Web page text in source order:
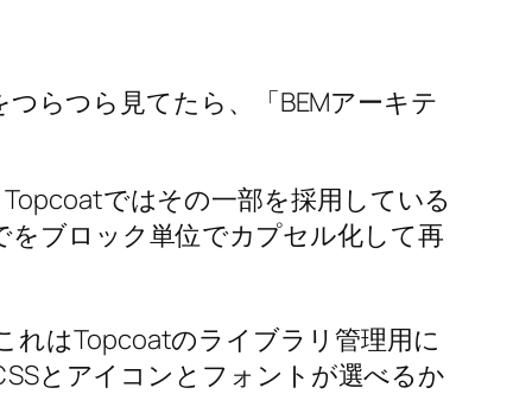
らつら見てたら、「BEMアーキテ
ではその一部を採用している
をブロック単位でカプセル化して再
れはTopcoatのライブラリ管理用に
とアイコンとフォントが選べるか